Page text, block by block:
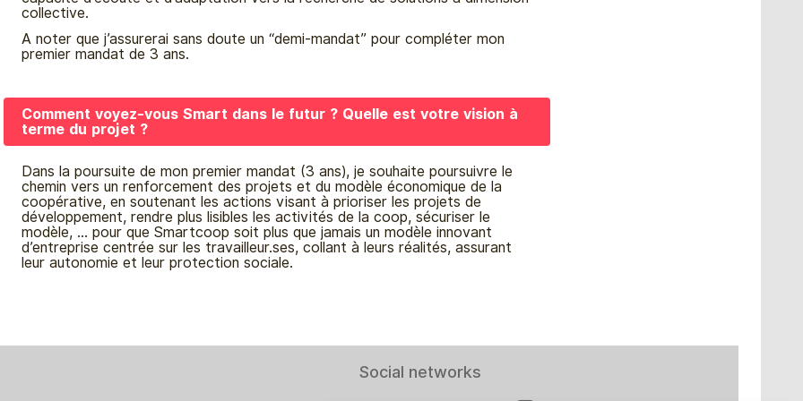
collective.
A noter que j’assurerai sans doute un “demi-mandat” pour compléter mon
premier mandat de 3 ans.
Comment voyez-vous Smart dans le futur ? Quelle est votre vision à
terme du projet ?
Dans la poursuite de mon premier mandat (3 ans), je souhaite poursuivre le
chemin vers un renforcement des projets et du modèle économique de la
coopérative, en soutenant les actions visant à prioriser les projets de
développement, rendre plus lisibles les activités de la coop, sécuriser le
modèle, … pour que Smartcoop soit plus que jamais un modèle innovant
d’entreprise centrée sur les travailleur.ses, collant à leurs réalités, assurant
leur autonomie et leur protection sociale.
Social networks